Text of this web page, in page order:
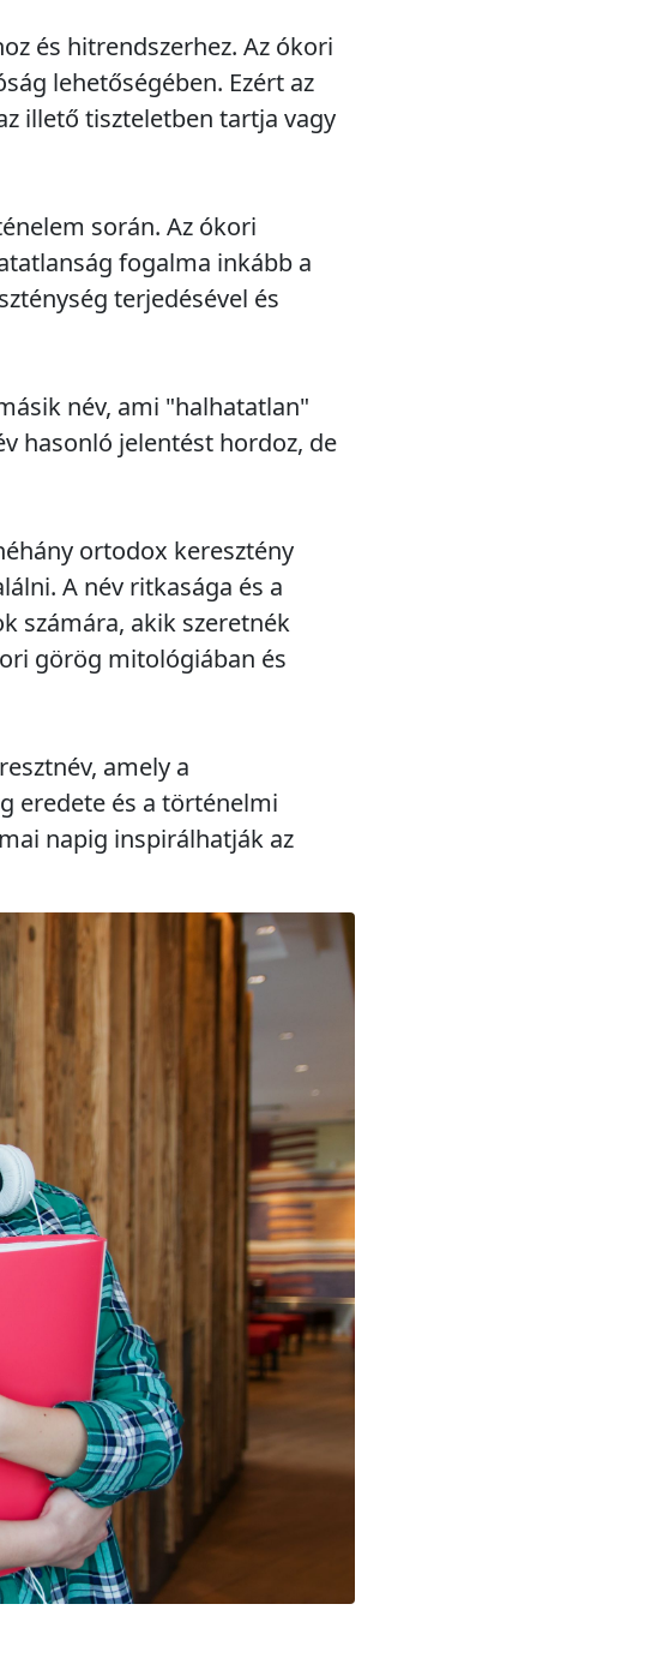
és hitrendszerhez. Az ókori
lehetőségében. Ezért az
illető tiszteletben tartja vagy
során. Az ókori
fogalma inkább a
terjedésével és
név, ami "halhatatlan"
hasonló jelentést hordoz, de
ortodox keresztény
A név ritkasága és a
számára, akik szeretnék
görög mitológiában és
amely a
eredete és a történelmi
napig inspirálhatják az